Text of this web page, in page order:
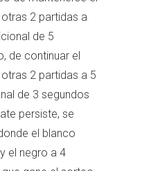
2 partidas a
de 5
de continuar el
2 partidas a 5
de 3 segundos
persiste, se
el blanco
el negro a 4